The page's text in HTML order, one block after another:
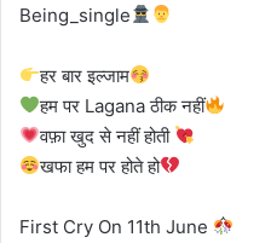
Being_single
हर बार इल्जाम
हम पर Lagana ठीक नहीं
वफ़ा खुद से नहीं होती
खफा हम पर होते हो
First Cry On 11th June